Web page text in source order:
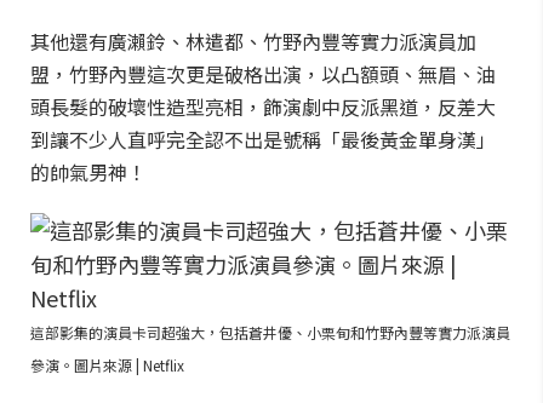
其他還有廣瀨鈴、林遣都、竹野內豐等實力派演員加
盟，竹野內豐這次更是破格出演，以凸額頭、無眉、油
頭長髮的破壞性造型亮相，飾演劇中反派黑道，反差大
到讓不少人直呼完全認不出是號稱「最後黃金單身漢」
的帥氣男神！
這部影集的演員卡司超強大，包括蒼井優、小栗旬和竹野內豐等實力派演員
參演。圖片來源 | Netflix